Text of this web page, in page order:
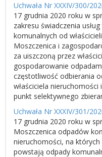
Uchwała Nr XXXIV/300/
17 grudnia 2020 roku w
zakresu świadczenia
komunalnych od
Moszczenica i
za uiszczoną przez
gospodarowanie
częstotliwość odbierania
właściciela nieruchomości
punkt selektywnego
Uchwała Nr XXXIV/301/
17 grudnia 2020 roku w
Moszczenica odpadów
nieruchomości, na
powstają odpady